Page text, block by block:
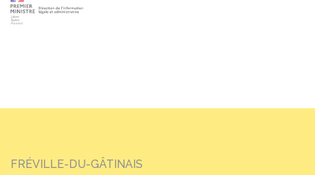
FRÉVILLE-DU-GÂTINAIS